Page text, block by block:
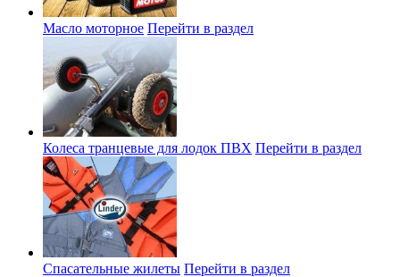
Масло моторное Перейти в раздел
Колеса транцевые для лодок ПВХ Перейти в раздел
Спасательные жилеты Перейти в раздел